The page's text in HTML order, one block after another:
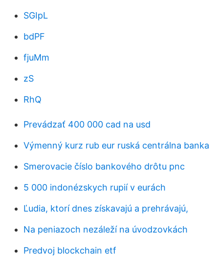
SGIpL
bdPF
fjuMm
zS
RhQ
Prevádzať 400 000 cad na usd
Výmenný kurz rub eur ruská centrálna banka
Smerovacie číslo bankového drôtu pnc
5 000 indonézskych rupií v eurách
Ľudia, ktorí dnes získavajú a prehrávajú,
Na peniazoch nezáleží na úvodzovkách
Predvoj blockchain etf